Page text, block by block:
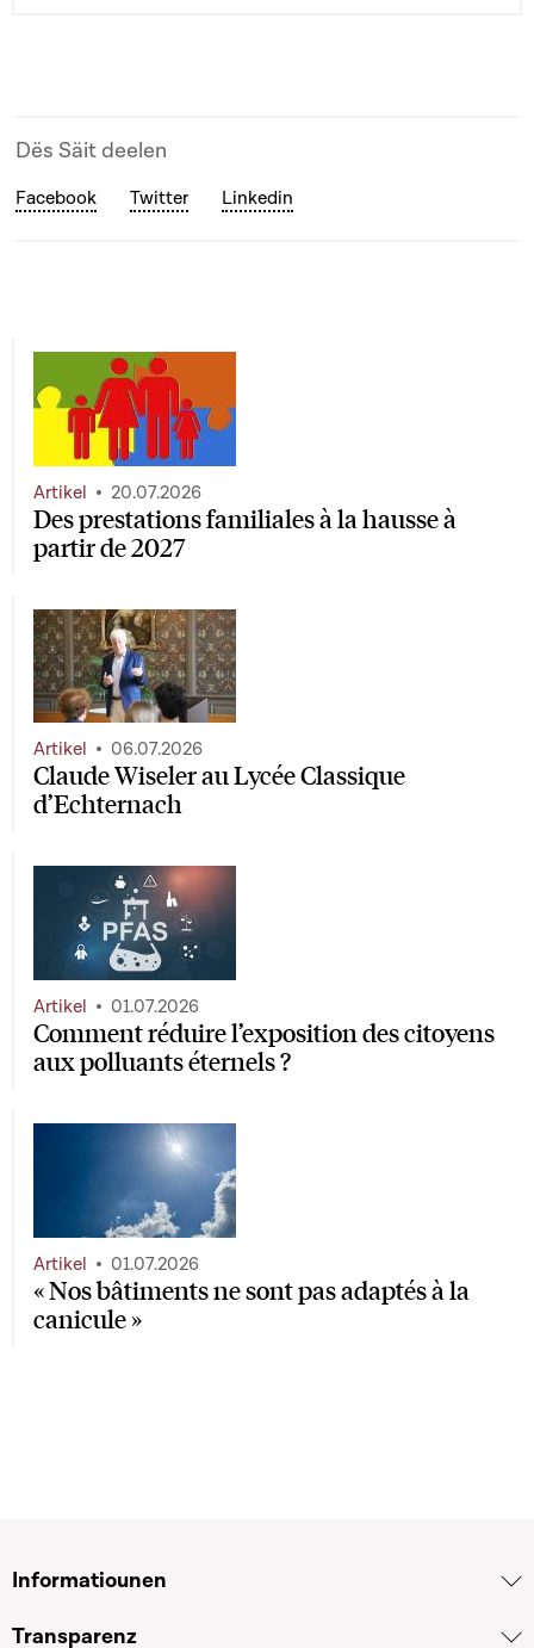
Dës Säit deelen
Facebook Twitter Linkedin
Des prestations familiales à la hausse à
partir de 2027
Artikel 20.07.2026
Claude Wiseler au Lycée Classique
d’Echternach
Artikel 06.07.2026
Comment réduire l’exposition des citoyens
aux polluants éternels ?
Artikel 01.07.2026
« Nos bâtiments ne sont pas adaptés à la
canicule »
Artikel 01.07.2026
Informatiounen
Transparenz